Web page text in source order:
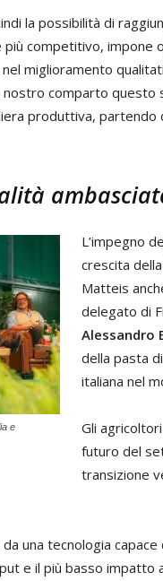
la possibilità di
competitivo, impone
miglioramento
comparto questo
produttiva, partendo
e
L’impegno
crescita
Matteis
delegato di
Alessandro
della pasta
italiana nel
Gli
futuro del
transizione
una tecnologia
e il più basso impatto